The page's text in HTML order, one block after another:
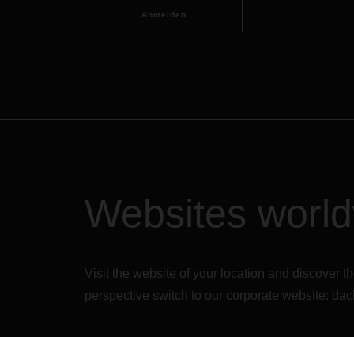
Anmelden
Websites
Visit the website of your location and discover
perspective switch to our corporate website: